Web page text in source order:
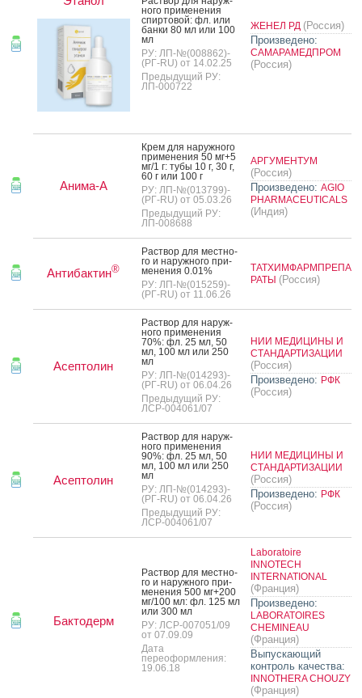
но­го при­мене­ния
спир­то­вой: фл. или
бан­ки 80 мл или 100
мл
РУ: ЛП-№(008862)-
(РГ-RU) от 14.02.25
Предыдущий РУ:
ЛП-000722
ЖЕНЕЛ РД (Россия)
Произведено:
САМАРАМЕДПРОМ
(Россия)
Анима-А
Крем для на­руж­но­го
при­мене­ния 50 мг+5
мг/1 г: ту­бы 10 г, 30 г,
60 г или 100 г
РУ: ЛП-№(013799)-
(РГ-RU) от 05.03.26
Предыдущий РУ:
ЛП-008688
АРГУМЕНТУМ
(Россия)
Произведено: AGIO
PHARMACEUTICALS
(Индия)
Антибактин®
Рас­твор для мес­тно­
го и на­руж­но­го при­
мене­ния 0.01%
РУ: ЛП-№(015259)-
(РГ-RU) от 11.06.26
ТАТХИМФАРМПРЕПА
РАТЫ (Россия)
Асептолин
Рас­твор для на­руж­
но­го при­мене­ния
70%: фл. 25 мл, 50
мл, 100 мл или 250
мл
РУ: ЛП-№(014293)-
(РГ-RU) от 06.04.26
Предыдущий РУ:
ЛСР-004061/07
НИИ МЕДИЦИНЫ И
СТАНДАРТИЗАЦИИ
(Россия)
Произведено: РФК
(Россия)
Асептолин
Рас­твор для на­руж­
но­го при­мене­ния
90%: фл. 25 мл, 50
мл, 100 мл или 250
мл
РУ: ЛП-№(014293)-
(РГ-RU) от 06.04.26
Предыдущий РУ:
ЛСР-004061/07
НИИ МЕДИЦИНЫ И
СТАНДАРТИЗАЦИИ
(Россия)
Произведено: РФК
(Россия)
Бактодерм
Рас­твор для мес­тно­
го и на­руж­но­го при­
мене­ния 500 мг+200
мг/100 мл: фл. 125 мл
или 300 мл
РУ: ЛСР-007051/09
от 07.09.09
Дата
переоформления:
19.06.18
Laboratoire
INNOTECH
INTERNATIONAL
(Франция)
Произведено:
LABORATOIRES
CHEMINEAU
(Франция)
Выпускающий
контроль качества:
INNOTHERA CHOUZY
(Франция)